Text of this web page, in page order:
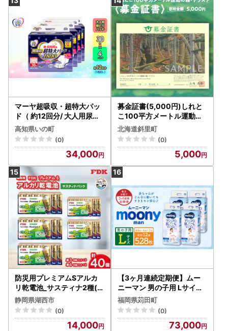
マーヤ超吸収・超特大パッ
ド（ 約12回分/ 大人用尿と
りパッド1800ml / 夜・長時
間用 / 紙おむつ）
高知県いの町
(0)
34,000
募金証書(5,000円)しれと
こ100平方メートル運動の
森トラスト_ 地域サービス
北海道斜里町
(0)
5,000
防災用プレミアムSアルカ
リ乾電池_サスティナ2種(単
3・単4) 電池 セット【1514
710】
静岡県湖西市
(0)
14,000
【3ヶ月連続定期便】ムー
ニーマン 男の子用 Lサイズ
44枚×4袋 新技術 赤ちゃん
パンツ
福岡県苅田町
(0)
73,000